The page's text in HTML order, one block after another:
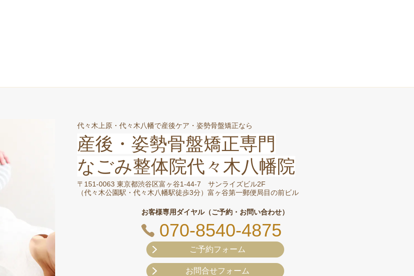
代々木上原・代々木八幡で産後ケア・姿勢骨盤矯正なら
産後・姿勢骨盤矯正専門
なごみ整体院代々木八幡院
〒151-0063 東京都渋谷区富ヶ谷1-44-7 サンライズビル2F
（代々木公園駅・代々木八幡駅徒歩3分）富ヶ谷第一郵便局目の前ビル
お客様専用ダイヤル（ご予約・お問い合わせ）
070-8540-4875
ご予約フォーム
お問合せフォーム